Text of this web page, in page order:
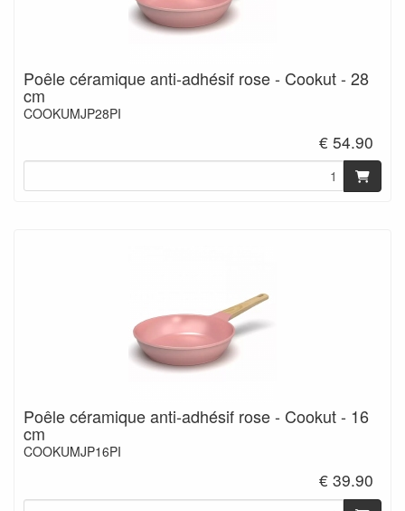
Poêle céramique anti-adhésif rose - Cookut - 28
cm
COOKUMJP28PI
€ 54.90
Poêle céramique anti-adhésif rose - Cookut - 16
cm
COOKUMJP16PI
€ 39.90